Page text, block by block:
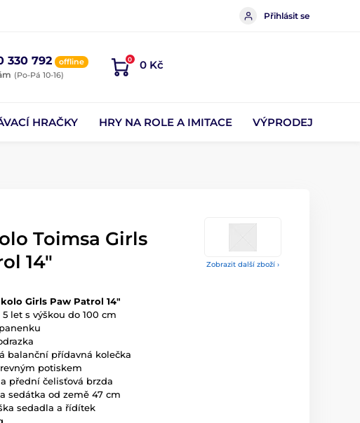
Přihlásit se
330 792 offline
(Po-Pá 10-16)
0 0 Kč
HRAČKY HRY NA ROLE A IMITACE VÝPRODEJ
Zobrazit další zboží ›
Toimsa Girls
14"
Girls Paw Patrol 14"
let s výškou do 100 cm
balanční přídavná kolečka
potiskem
přední čelisťová brzda
sedátka od země 47 cm
sedadla a řídítek